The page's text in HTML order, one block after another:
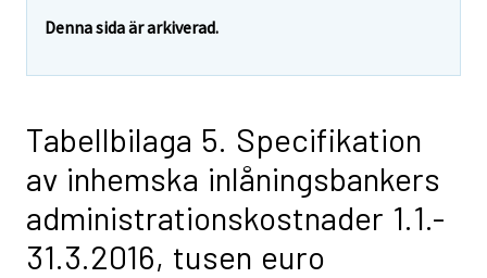
Denna sida är arkiverad.
Tabellbilaga 5. Specifikation
av inhemska inlåningsbankers
administrationskostnader 1.1.-
31.3.2016, tusen euro